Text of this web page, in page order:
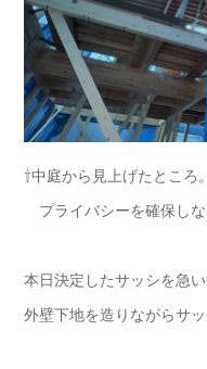
⇧中庭から見上げたところ。
プライバシーを確保しな
本日決定したサッシを急い
外壁下地を造りながらサ